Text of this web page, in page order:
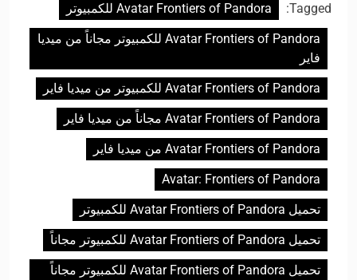
Tagged:
Avatar Frontiers of Pandora للكمبيوتر
Avatar Frontiers of Pandora للكمبيوتر مجاناً من ميديا
فاير
Avatar Frontiers of Pandora للكمبيوتر من ميديا فاير
Avatar Frontiers of Pandora مجاناً من ميديا فاير
Avatar Frontiers of Pandora من ميديا فاير
Avatar: Frontiers of Pandora
تحميل Avatar Frontiers of Pandora للكمبيوتر
تحميل Avatar Frontiers of Pandora للكمبيوتر مجاناً
تحميل Avatar Frontiers of Pandora للكمبيوتر مجاناً